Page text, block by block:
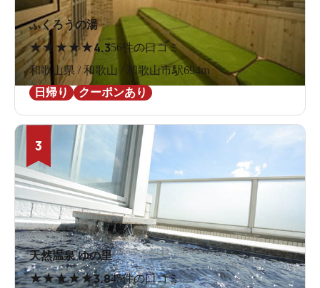
ふくろうの湯
★★ ★★★4.356件の口コミ
和歌山県 / 和歌山 / 和歌山市駅694m
日帰り
クーポンあり
3
天然温泉 ゆの里
★★★★★3.845件の口コミ